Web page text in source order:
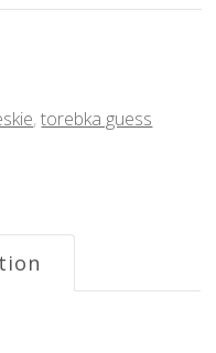
,torebka guess